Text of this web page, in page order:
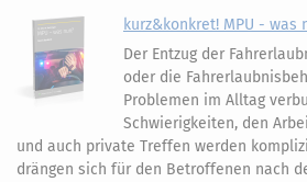
kurz&konkret! MPU - was
Der Entzug der
oder die
Problemen im Alltag
Schwierigkeiten, den
und auch private Treffen werden
drängen sich für den Betroffenen nach